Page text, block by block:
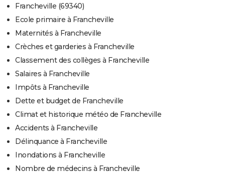
Francheville (69340)
Ecole primaire à Francheville
Maternités à Francheville
Crèches et garderies à Francheville
Classement des collèges à Francheville
Salaires à Francheville
Impôts à Francheville
Dette et budget de Francheville
Climat et historique météo de Francheville
Accidents à Francheville
Délinquance à Francheville
Inondations à Francheville
Nombre de médecins à Francheville